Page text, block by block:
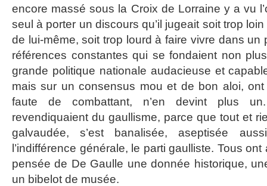
encore massé sous la Croix de Lorraine y a vu
seul à porter un discours qu’il jugeait soit trop
de lui-même, soit trop lourd à faire vivre dans un
références constantes qui se fondaient non
grande politique nationale audacieuse et
mais sur un consensus mou et de bon aloi,
faute de combattant, n’en devint plus
revendiquaient du gaullisme, parce que tout et
galvaudée, s’est banalisée, aseptisée
l’indifférence générale, le parti gaulliste. Tous
pensée de De Gaulle une donnée historique,
un bibelot de musée.